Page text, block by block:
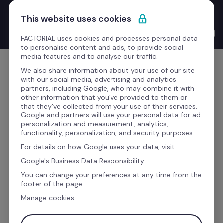
Passa al contenuto
Nuovo Product Launches with the CEO: Bernat Farrero
finalmente parla la tua lingua. Letteralmente, grazie all'IA.
Comincia gratis
Bizneo HR vs Cezanne HR:
confronto tra software
Cosa offrono Bizneo HR e Cezanne HR e quale
dei due ti permetterà di gestire al meglio il
personale?
This website uses cookies
FACTORIAL uses cookies and processes personal data
to personalise content and ads, to provide social
media features and to analyse our traffic.
We also share information about your use of our site
with our social media, advertising and analytics
partners, including Google, who may combine it with
other information that you've provided to them or
that they've collected from your use of their services.
Google and partners will use your personal data for ad
personalization and measurement, analytics,
functionality, personalization, and security purposes.
For details on how Google uses your data, visit:
Google's Business Data Responsibility.
You can change your preferences at any time from the
footer of the page.
Manage cookies